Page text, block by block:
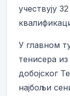
учествују
У главном
тенисера
добојског
најбољи